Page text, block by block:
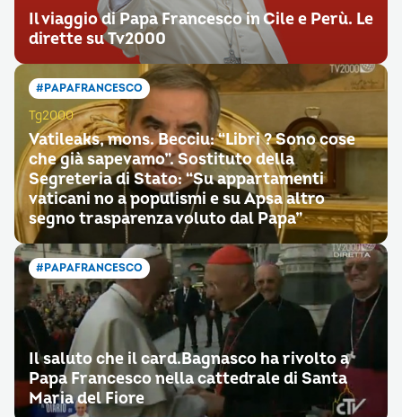
Il viaggio di Papa Francesco in Cile e Perù. Le
dirette su Tv2000
#PAPAFRANCESCO
Tg2000
Vatileaks, mons. Becciu: “Libri ? Sono cose
che già sapevamo”. Sostituto della
Segreteria di Stato: “Su appartamenti
vaticani no a populismi e su Apsa altro
segno trasparenza voluto dal Papa”
#PAPAFRANCESCO
Il saluto che il card.Bagnasco ha rivolto a
Papa Francesco nella cattedrale di Santa
Maria del Fiore